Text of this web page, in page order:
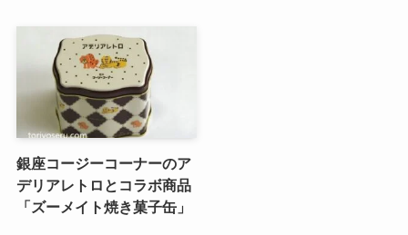
銀座コージーコーナーのア
デリアレトロとコラボ商品
「ズーメイト焼き菓子缶」